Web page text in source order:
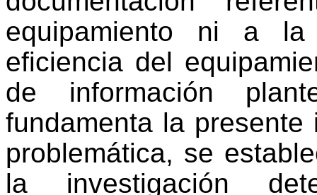
equipamiento ni a
eficiencia del
de información
fundamenta la
problemática, se
la investigación